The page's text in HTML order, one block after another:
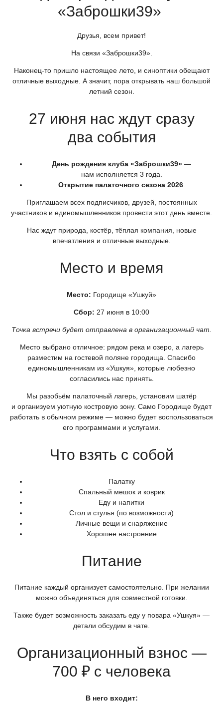
«Заброшки39»
Друзья, всем привет!
На связи «Заброшки39».
Наконец-то пришло настоящее лето, и синоптики обещают
отличные выходные. А значит, пора открывать наш большой
летний сезон.
27 июня нас ждут сразу
два события
День рождения клуба «Заброшки39» —
нам исполняется 3 года.
Открытие палаточного сезона 2026.
Приглашаем всех подписчиков, друзей, постоянных
участников и единомышленников провести этот день вместе.
Нас ждут природа, костёр, тёплая компания, новые
впечатления и отличные выходные.
Место и время
Место: Городище «Ушкуй»
Сбор: 27 июня в 10:00
Точка встречи будет отправлена в организационный чат.
Место выбрано отличное: рядом река и озеро, а лагерь
разместим на гостевой поляне городища. Спасибо
единомышленникам из «Ушкуя», которые любезно
согласились нас принять.
Мы разобьём палаточный лагерь, установим шатёр
и организуем уютную костровую зону. Само Городище будет
работать в обычном режиме — можно будет воспользоваться
его программами и услугами.
Что взять с собой
Палатку
Спальный мешок и коврик
Еду и напитки
Стол и стулья (по возможности)
Личные вещи и снаряжение
Хорошее настроение
Питание
Питание каждый организует самостоятельно. При желании
можно объединяться для совместной готовки.
Также будет возможность заказать еду у повара «Ушкуя» —
детали обсудим в чате.
Организационный взнос —
700 ₽ с человека
В него входит: